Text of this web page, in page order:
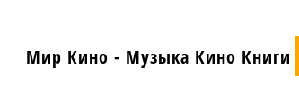
Мир Кино - Музыка Кино Книги